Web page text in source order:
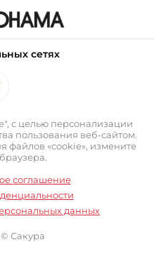
сетях
с целью персонализации
пользования веб-сайтом.
файлов «cookie», измените
соглашение
данных
© Сакура